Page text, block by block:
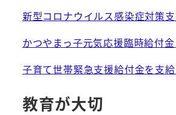
新型コロナウイルス感染症対策
かつやまっ子元気応援臨時給付
子育て世帯緊急支援給付金を支
教育が大切